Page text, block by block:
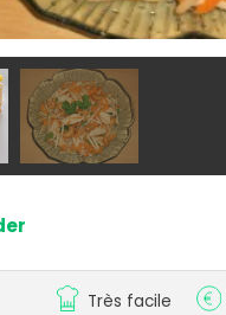
Très facile